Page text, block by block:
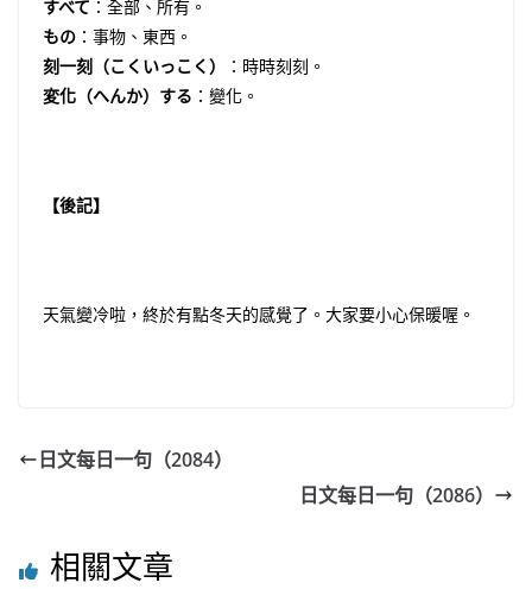
すべて ：全部、所有。
もの ：事物、東西。
刻一刻（こくいっこく）
：時時刻刻。
変化（へんか）する ：變化。
【後記】
天氣變冷啦，終於有點冬天的感覺了。大家要小心保暖喔。
日文每日一句（2084）
日文每日一句（2086）
相關文章